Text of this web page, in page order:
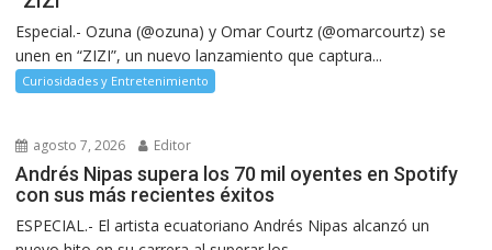
Especial.- Ozuna (@ozuna) y Omar Courtz (@omarcourtz) se
unen en “ZIZI”, un nuevo lanzamiento que captura...
Curiosidades y Entretenimiento
agosto 7, 2026 Editor
Andrés Nipas supera los 70 mil oyentes en Spotify
con sus más recientes éxitos
ESPECIAL.- El artista ecuatoriano Andrés Nipas alcanzó un